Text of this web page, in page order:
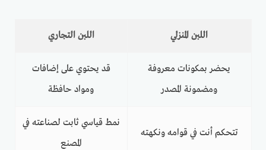
اللبن المنزلي اللبن التجاري
يحضر بمكونات معروفة
ومضمونة المصدر
قد يحتوي على إضافات
ومواد حافظة
تتحكم أنت في قوامه ونكهته
نمط قياسي ثابت لصناعته في
المصنع